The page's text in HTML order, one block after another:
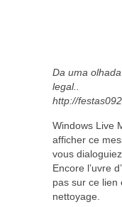
Da uma
legal..
http://
Windows Live
afficher ce
vous
Encore l’uvre
pas sur ce lien
nettoyage.